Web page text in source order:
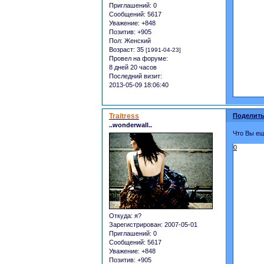
Приглашений: 0
Сообщений: 5617
Уважение: +848
Позитив: +905
Пол: Женский
Возраст: 35 [1991-04-23]
Провел на форуме:
8 дней 20 часов
Последний визит:
2013-05-09 18:06:40
Traitress
..wonderwall..
Откуда: я?
Зарегистрирован: 2007-05-01
Приглашений: 0
Сообщений: 5617
Уважение: +848
Позитив: +905
Что Вы
0